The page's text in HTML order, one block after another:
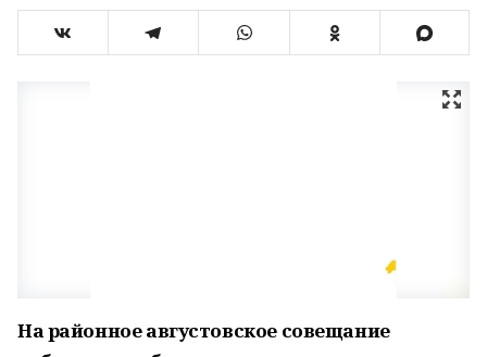
На районное августовское совещание